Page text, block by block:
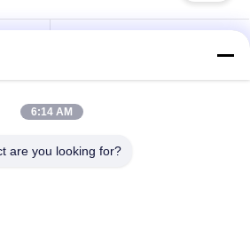
Tagliatori PCD
6:14 AM
are you looking for?